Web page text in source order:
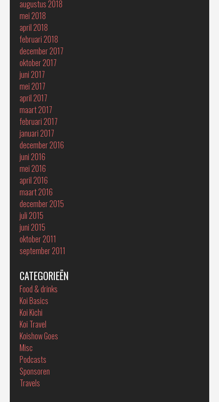
augustus 2018
mei 2018
april 2018
februari 2018
december 2017
oktober 2017
juni 2017
mei 2017
april 2017
maart 2017
februari 2017
januari 2017
december 2016
juni 2016
mei 2016
april 2016
maart 2016
december 2015
juli 2015
juni 2015
oktober 2011
september 2011
CATEGORIEËN
Food & drinks
Koi Basics
Koi Kichi
Koi Travel
Koishow Goes
Misc
Podcasts
Sponsoren
Travels